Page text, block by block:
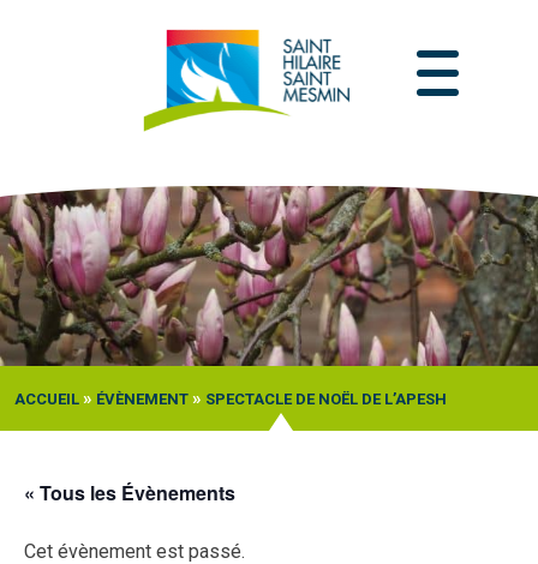
ACCUEIL » ÉVÈNEMENT » SPECTACLE DE NOËL DE L’APESH
« Tous les Évènements
Cet évènement est passé.